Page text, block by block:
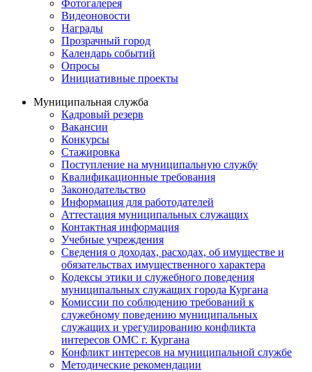
Фотогалерея
Видеоновости
Награды
Прозрачный город
Календарь событий
Опросы
Инициативные проекты
Муниципальная служба
Кадровый резерв
Вакансии
Конкурсы
Стажировка
Поступление на муниципальную службу
Квалификационные требования
Законодательство
Информация для работодателей
Аттестация муниципальных служащих
Контактная информация
Учебные учреждения
Сведения о доходах, расходах, об имуществе и
обязательствах имущественного характера
Кодексы этики и служебного поведения
муниципальных служащих города Кургана
Комиссии по соблюдению требований к
служебному поведению муниципальных
служащих и урегулированию конфликта
интересов ОМС г. Кургана
Конфликт интересов на муниципальной службе
Методические рекомендации